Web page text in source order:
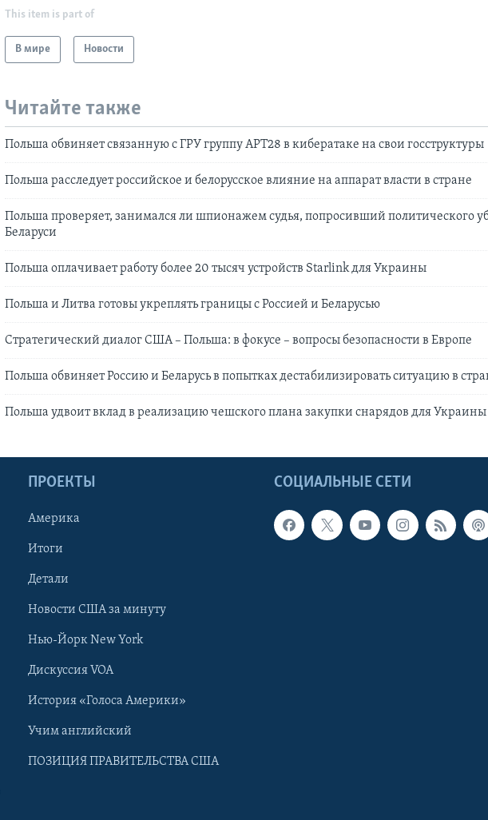
This item is part of
В мире Новости
Читайте также
Польша обвиняет связанную с ГРУ группу APT28 в кибератаке на свои госструктуры
Польша расследует российское и белорусское влияние на аппарат власти в стране
Польша проверяет, занимался ли шпионажем судья, попросивший политического
Беларуси
Польша оплачивает работу более 20 тысяч устройств Starlink для Украины
Польша и Литва готовы укреплять границы с Россией и Беларусью
Стратегический диалог США – Польша: в фокусе – вопросы безопасности в Европе
Польша обвиняет Россию и Беларусь в попытках дестабилизировать ситуацию в
Польша удвоит вклад в реализацию чешского плана закупки снарядов для Украины
СОЦИАЛЬНЫЕ СЕТИ
ПРОЕКТЫ
Америка
Итоги
Детали
Новости США за минуту
Нью-Йорк New York
Дискуссия VOA
История «Голоса Америки»
Учим английский
ПОЗИЦИЯ ПРАВИТЕЛЬСТВА США